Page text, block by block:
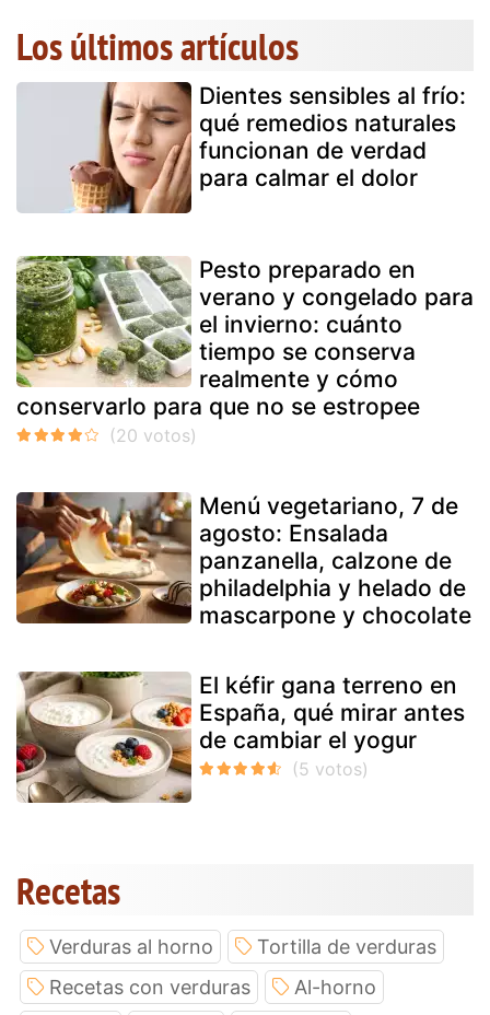
Los últimos artículos
Dientes sensibles al frío:
qué remedios naturales
funcionan de verdad
para calmar el dolor
Pesto preparado en
verano y congelado para
el invierno: cuánto
tiempo se conserva
realmente y cómo
conservarlo para que no se estropee
Menú vegetariano, 7 de
agosto: Ensalada
panzanella, calzone de
philadelphia y helado de
mascarpone y chocolate
El kéfir gana terreno en
España, qué mirar antes
de cambiar el yogur
Recetas
Verduras al horno
Tortilla de verduras
Recetas con verduras
Al-horno